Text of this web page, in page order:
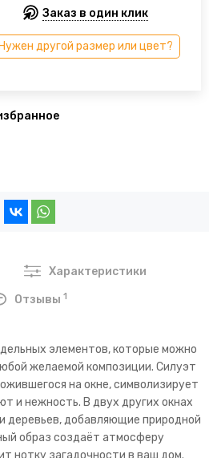
Заказ в один клик
Нужен другой размер или цвет?
Характеристики
Отзывы 1
элементов, которые можно
желаемой композиции. Силуэт
на окне, символизирует
и нежность. В двух других окнах
деревьев, добавляющие природной
образ создаёт атмосферу
нотку загадочности в ваш дом.